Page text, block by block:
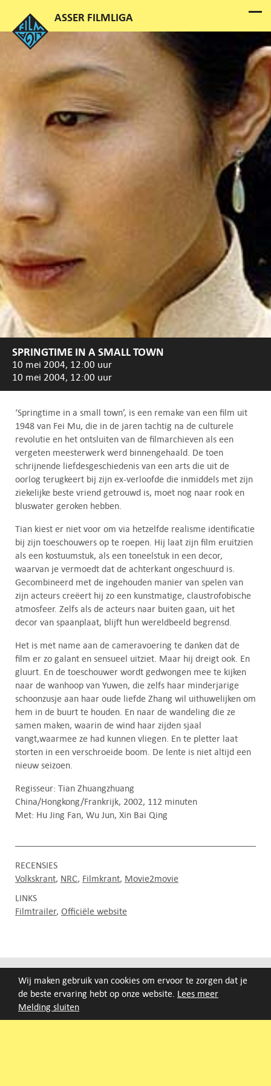
Melding sluiten
Wij maken gebruik van cookies om ervoor te zorgen dat je
de beste ervaring hebt op onze website. Lees meer
SPRINGTIME IN A SMALL TOWN
10 mei 2004, 12:00 uur
10 mei 2004, 12:00 uur
‘Springtime in a small town’, is een remake van een film uit
1948 van Fei Mu, die in de jaren tachtig na de culturele
revolutie en het ontsluiten van de filmarchieven als een
vergeten meesterwerk werd binnengehaald. De toen
schrijnende liefdesgeschiedenis van een arts die uit de
oorlog terugkeert bij zijn ex-verloofde die inmiddels met zijn
ziekelijke beste vriend getrouwd is, moet nog naar rook en
bluswater geroken hebben.
Tian kiest er niet voor om via hetzelfde realisme identificatie
bij zijn toeschouwers op te roepen. Hij laat zijn film eruitzien
als een kostuumstuk, als een toneelstuk in een decor,
waarvan je vermoedt dat de achterkant ongeschuurd is.
Gecombineerd met de ingehouden manier van spelen van
zijn acteurs creëert hij zo een kunstmatige, claustrofobische
atmosfeer. Zelfs als de acteurs naar buiten gaan, uit het
decor van spaanplaat, blijft hun wereldbeeld begrensd.
Het is met name aan de cameravoering te danken dat de
film er zo galant en sensueel uitziet. Maar hij dreigt ook. En
gluurt. En de toeschouwer wordt gedwongen mee te kijken
naar de wanhoop van Yuwen, die zelfs haar minderjarige
schoonzusje aan haar oude liefde Zhang wil uithuwelijken om
hem in de buurt te houden. En naar de wandeling die ze
samen maken, waarin de wind haar zijden sjaal
vangt,waarmee ze had kunnen vliegen. En te pletter laat
storten in een verschroeide boom. De lente is niet altijd een
nieuw seizoen.
Regisseur: Tian Zhuangzhuang
China/Hongkong/Frankrijk, 2002, 112 minuten
Met: Hu Jing Fan, Wu Jun, Xin Bai Qing
RECENSIES
Volkskrant NRC Filmkrant Movie2movie
LINKS
Filmtrailer Officiële website
FILMAGENDA
Nieuwe films volgen rond half augustus :)